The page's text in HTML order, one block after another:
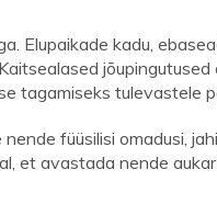
Elupaikade kadu,
jõupingutused
tagamiseks tulevastele
füüsilisi omadusi,
et avastada nende